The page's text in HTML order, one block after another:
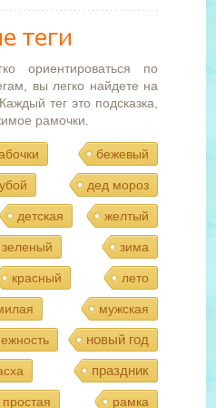
теги
ориентироваться по
вы легко найдете на
тег это подсказка,
рамочки.
бежевый
дед мороз
детская желтый
зеленый зима
красный лето
мужская
новый год
праздник
простая рамка